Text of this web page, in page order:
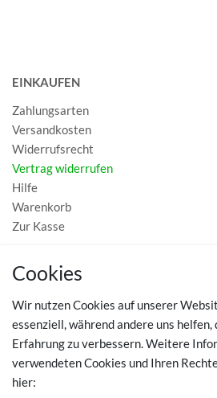
EINKAUFEN
Zahlungsarten
Versandkosten
Widerrufsrecht
Vertrag widerrufen
Hilfe
Warenkorb
Zur Kasse
MEIN KONTO
TOP SCHUHTHEMEN
Hausschuhe - Bequeme Schuhe für
Cookies
Wir nutzen Cookies auf unserer
essenziell, während andere uns
Erfahrung zu verbessern. Weitere
verwendeten Cookies und Ihren
hier: